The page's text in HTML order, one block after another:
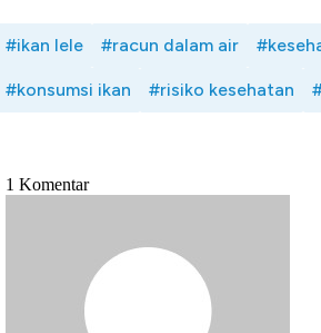
#ikan lele #racun dalam air
#konsumsi ikan #risiko kesehatan